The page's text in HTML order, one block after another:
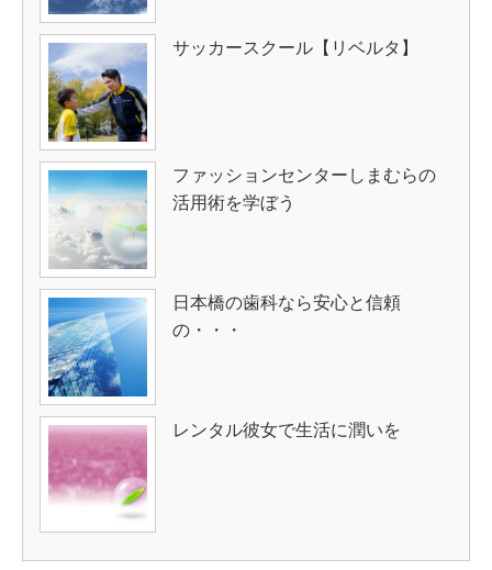
サッカースクール【リベルタ】
ファッションセンターしまむらの
活用術を学ぼう
日本橋の歯科なら安心と信頼
の・・・
レンタル彼女で生活に潤いを